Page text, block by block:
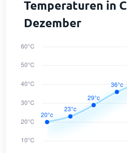
Temperaturen in
Dezember